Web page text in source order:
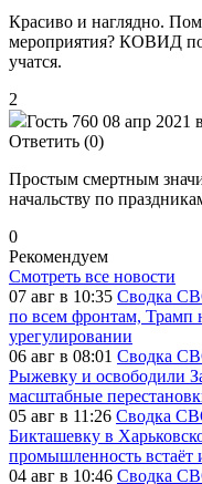
Красиво и наглядно.
мероприятия? КОВИД
учатся.
2
Гость 760 08 апр 2021
Ответить (0)
Простым смертным
начальству по
0
Рекомендуем
Смотреть все новости
07 авг в 10:35 Сводка
по всем фронтам, Трамп
урегулировании
06 авг в 08:01 Сводка
Рыжевку и освободили
масштабные
05 авг в 11:26 Сводка
Бикташевку в
промышленность встаёт
04 авг в 10:46 Сводка